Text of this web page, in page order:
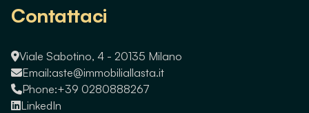
Contattaci
Viale Sabotino, 4 - 20135 Milano
Email:aste@immobiliallasta.it
Phone:+39 0280888267
LinkedIn